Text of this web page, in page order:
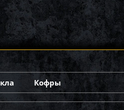
Кофры